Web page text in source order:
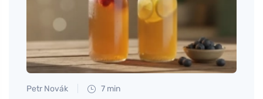
Petr Novák 7 min